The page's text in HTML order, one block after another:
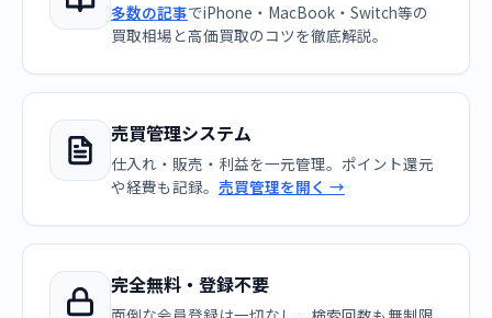
多数の記事でiPhone・MacBook・Switch等の
買取相場と高価買取のコツを徹底解説。
売買管理システム
仕入れ・販売・利益を一元管理。ポイント還元
や経費も記録。 売買管理を開く →
完全無料・登録不要